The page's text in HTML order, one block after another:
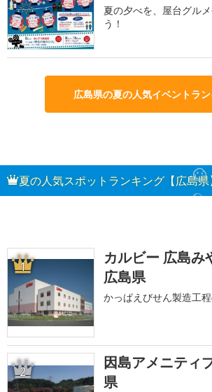
夏の夕べを、屋台グル
う！
広島県の夏の人気イベントラ
夏の人気スポットランキング【広島県
1
カルビー 広島み
広島県
かっぱえびせん製造工
2
因島アメニティ
県